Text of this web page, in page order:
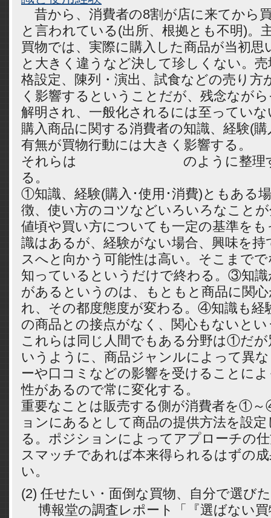
昔から、消費者の8割が店に来てから
と言われている(出所、根拠とも不明)。
買物では、実際に購入した商品が当初
と大きく違うなど決して珍しくない。
格設定、陳列・演出、試食などの売り方
く影響するということだが、残念なが
解明され、一般化されるには至っていな
購入商品に関する消費者の知識、経験(
有無が買物行動には大きく影響する。
それらは のように整理する
る。
①知識、経験(購入･使用･消費)ともある
徴、使い方のコツなどいろいろなこと
値頃や買い方についても一定の基準を
識はあるが、経験がない場合、興味を
スへと向かう可能性は高い。そこまで
知っているというだけで終わる。③知
があるというのは、もともと商品に関
れ、その都度態度が変わる。④知識も経
の商品との接点がなく、関心もないと
これらは同じ人間でもある分野は①だ
いうように、商品ジャンルによって異
ーや口コミなどの影響を受けることに
性があるので常に変化する。
重要なことは販売する側が消費者を①
ョンにあるとして商品の提供方法を設
る。ポジションによってアプローチの
スマッチであれば本来得られるはずの
い。
(2) 任せたい・面倒な買物、自分で選
博報堂の調査レポート「『選ばない